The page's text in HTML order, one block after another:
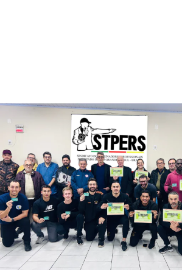
13: 05×00
– Garra Colorada x Sul América
Frigosul
– Sub-9: 07×01 / Sub-11: 02×05 / Sub-
– ALT x Aimoré – Ginásio ALT
– Sub-9: 02×11 / Sub-11: 03×07 /
15: 15×04
TÓPICOS RELACIONADOS: CAMPEONATO
COMPETIÇÃO
COPA O TIMONEIRO
FUTURO CRAQUE
GRÊMIO
MARCELO
O TIMONEIRO
RIO GRANDE DO SUL RS